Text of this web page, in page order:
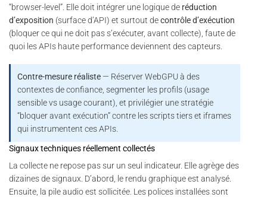
“browser-level”. Elle doit intégrer une logique de réduction
d’exposition (surface d’API) et surtout decontrôle d’exécution
(bloquer ce qui ne doit pas s’exécuter, avant collecte), faute de
quoi les APIs haute performance deviennent des capteurs.
Contre-mesure réaliste— Réserver WebGPU à des
contextes de confiance, segmenter les profils (usage
sensible vs usage courant), et privilégier une stratégie
“bloquer avant exécution” contre les scripts tiers et iframes
qui instrumentent ces APIs.
Signaux techniques réellement collectés
La collecte ne repose pas sur un seul indicateur. Elle agrège des
dizaines de signaux. D’abord, le rendu graphique est analysé.
Ensuite, la pile audio est sollicitée. Les polices installées sont